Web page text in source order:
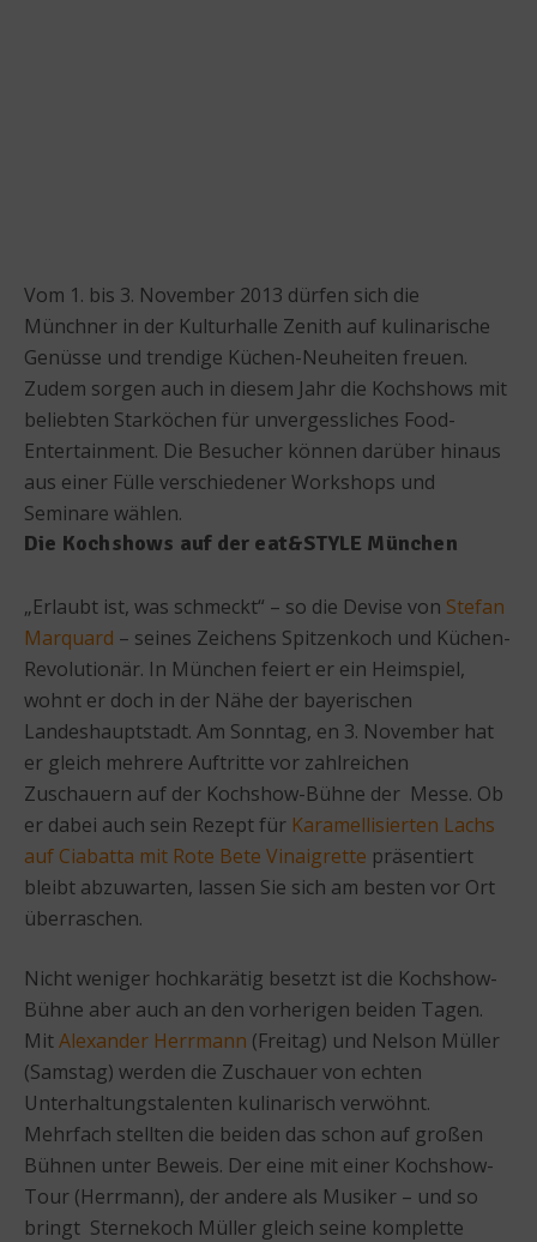
Vom 1. bis 3. November 2013 dürfen sich die
Münchner in der Kulturhalle Zenith auf kulinarische
Genüsse und trendige Küchen-Neuheiten freuen.
Zudem sorgen auch in diesem Jahr die Kochshows mit
beliebten Starköchen für unvergessliches Food-
Entertainment. Die Besucher können darüber hinaus
aus einer Fülle verschiedener Workshops und
Seminare wählen.
Die Kochshows auf der eat&STYLE München
„Erlaubt ist, was schmeckt“ – so die Devise von Stefan
Marquard – seines Zeichens Spitzenkoch und Küchen-
Revolutionär. In München feiert er ein Heimspiel,
wohnt er doch in der Nähe der bayerischen
Landeshauptstadt. Am Sonntag, en 3. November hat
er gleich mehrere Auftritte vor zahlreichen
Zuschauern auf der Kochshow-Bühne der Messe. Ob
er dabei auch sein Rezept für Karamellisierten Lachs
auf Ciabatta mit Rote Bete Vinaigrette präsentiert
bleibt abzuwarten, lassen Sie sich am besten vor Ort
überraschen.
Nicht weniger hochkarätig besetzt ist die Kochshow-
Bühne aber auch an den vorherigen beiden Tagen.
MitAlexander Herrmann (Freitag) und Nelson Müller
(Samstag) werden die Zuschauer von echten
Unterhaltungstalenten kulinarisch verwöhnt.
Mehrfach stellten die beiden das schon auf großen
Bühnen unter Beweis. Der eine mit einer Kochshow-
Tour (Herrmann), der andere als Musiker – und so
bringt Sternekoch Müller gleich seine komplette